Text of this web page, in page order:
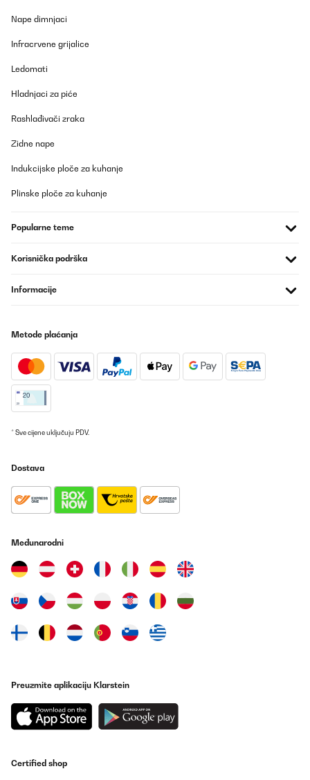
Nape dimnjaci
Infracrvene grijalice
Ledomati
Hladnjaci za piće
Rashlađivači zraka
Zidne nape
Indukcijske ploče za kuhanje
Plinske ploče za kuhanje
Popularne teme
Korisnička podrška
Informacije
Metode plaćanja
* Sve cijene uključuju PDV.
Dostava
Međunarodni
Preuzmite aplikaciju Klarstein
Certified shop